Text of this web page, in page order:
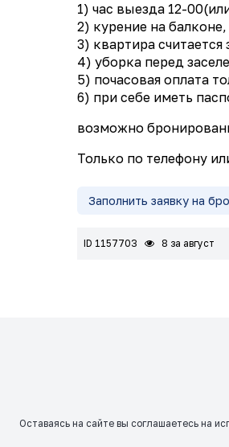
1) час выезда 12-
2) курение на балконе,
3) квартира
4) уборка перед
5) почасовая оплата
6) при себе иметь
возможно
Только по телефону
Заполнить заявку на
ID 1157703 8 за август
Оставаясь на сайте вы соглашаетесь на